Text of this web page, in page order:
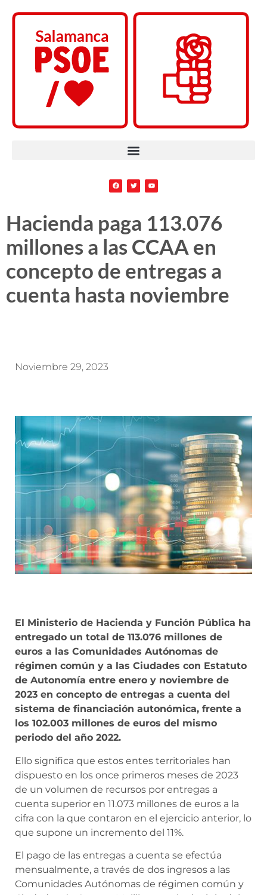
Hacienda paga 113.076
millones a las CCAA en
concepto de entregas a
cuenta hasta noviembre
Noviembre 29, 2023
El Ministerio de Hacienda y Función Pública ha
entregado un total de 113.076 millones de
euros a las Comunidades Autónomas de
régimen común y a las Ciudades con Estatuto
de Autonomía entre enero y noviembre de
2023 en concepto de entregas a cuenta del
sistema de financiación autonómica, frente a
los 102.003 millones de euros del mismo
periodo del año 2022.
Ello significa que estos entes territoriales han
dispuesto en los once primeros meses de 2023
de un volumen de recursos por entregas a
cuenta superior en 11.073 millones de euros a la
cifra con la que contaron en el ejercicio anterior, lo
que supone un incremento del 11%.
El pago de las entregas a cuenta se efectúa
mensualmente, a través de dos ingresos a las
Comunidades Autónomas de régimen común y